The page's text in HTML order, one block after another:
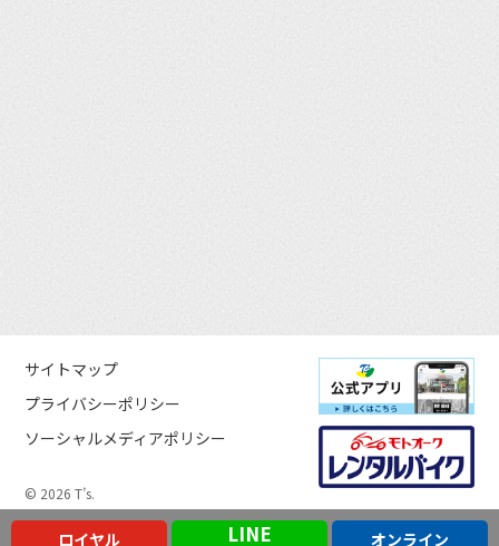
サイトマップ
プライバシーポリシー
ソーシャルメディアポリシー
© 2026 T’s.
ロイヤル LINE オンライン